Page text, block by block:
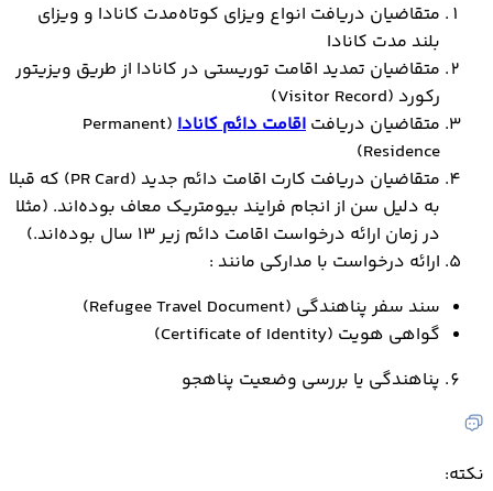
متقاضیان دریافت انواع ویزای کوتاه‌مدت کانادا و ویزای
بلند مدت کانادا
متقاضیان تمدید اقامت توریستی در کانادا از طریق ویزیتور
رکورد (Visitor Record)
متقاضیان دریافت اقامت دائم کانادا (Permanent
Residence)
متقاضیان دریافت کارت اقامت دائم جدید (PR Card) که قبلا
به دلیل سن از انجام فرایند بیومتریک معاف بوده‌اند. (مثلا
در زمان ارائه درخواست اقامت دائم زیر 13 سال بوده‌اند.)
ارائه درخواست با مدارکی مانند :
سند سفر پناهندگی (Refugee Travel Document)
گواهی هویت (Certificate of Identity)
پناهندگی یا بررسی وضعیت پناهجو
نکته: